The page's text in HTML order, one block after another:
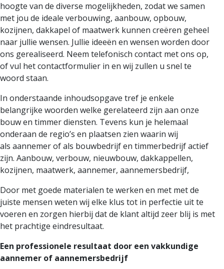
hoogte van de diverse mogelijkheden, zodat we samen
met jou de ideale verbouwing, aanbouw, opbouw,
kozijnen, dakkapel of maatwerk kunnen creëren geheel
naar jullie wensen. Jullie ideeën en wensen worden door
ons gerealiseerd. Neem telefonisch contact metons op,
of vul hetcontactformulier in en wij zullen u snel te
woord staan.
In onderstaande inhoudsopgave tref je enkele
belangrijke woorden welke gerelateerd zijn aan onze
bouw en timmerdiensten. Tevens kun je helemaal
onderaan de regio’s en plaatsen zien waarin wij
als aannemerof als bouwbedrijf en timmerbedrijf actief
zijn. Aanbouw, verbouw, nieuwbouw, dakkappellen,
kozijnen, maatwerk, aannemer, aannemersbedrijf,
Door met goede materialen te werken en met met de
juiste mensen weten wij elke klus tot in perfectie uit te
voeren en zorgen hierbij dat de klant altijd zeer blij is met
het prachtige eindresultaat.
Een professionele resultaat door een vakkundige
aannemer of aannemersbedrijf